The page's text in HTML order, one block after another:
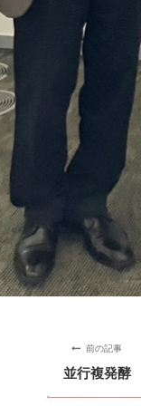
前の記事
並行複発酵